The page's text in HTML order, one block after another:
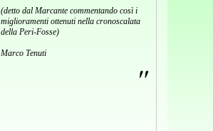
(detto dal Marcante commentando così i
miglioramenti ottenuti nella cronoscalata
della Peri-Fosse)
Marco Tenuti
"